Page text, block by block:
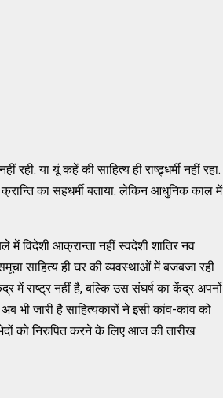
या यूं कहें की साहित्य ही राष्ट्र्धर्मी नहीं रहा.
का सहधर्मी बताया. लेकिन आधुनिक काल में
में विदेशी आक्रान्ता नहीं स्वदेशी शातिर नव
साहित्य ही घर की व्यवस्थाओं में बजबजा रही
में राष्ट्र नहीं है, बल्कि उस संघर्ष का केंद्र अपनों
भी जारी है साहित्यकारों ने इसी कांव-कांव को
को निरुपित करने के लिए आज की तारीख